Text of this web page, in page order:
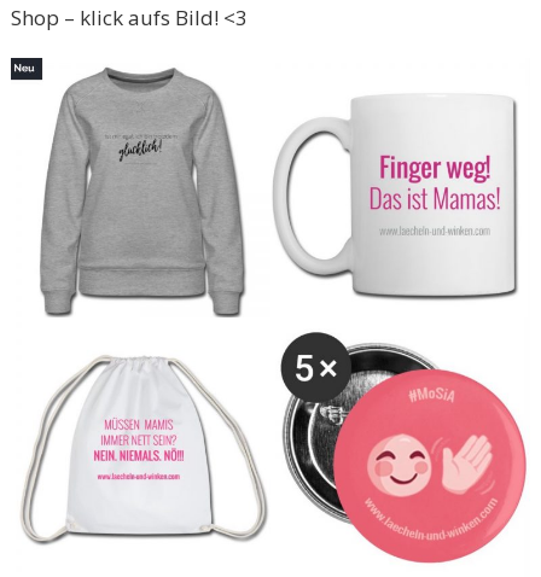
Shop – klick aufs Bild! <3